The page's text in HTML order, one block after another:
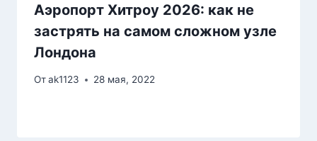
Аэропорт Хитроу 2026: как не
застрять на самом сложном узле
Лондона
Отak1123 28 мая, 2022